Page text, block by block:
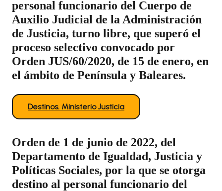
personal funcionario del Cuerpo de
Auxilio Judicial de la Administración
de Justicia, turno libre, que superó el
proceso selectivo convocado por
Orden JUS/60/2020, de 15 de enero, en
el ámbito de Península y Baleares.
Destinos. Ministerio Justicia
Orden de 1 de junio de 2022, del
Departamento de Igualdad, Justicia y
Políticas Sociales, por la que se otorga
destino al personal funcionario del